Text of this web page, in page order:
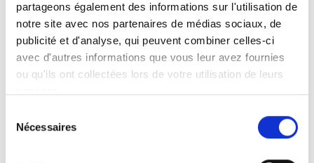
partageons également des informations sur l'utilisation de
notre site avec nos partenaires de médias sociaux, de
publicité et d'analyse, qui peuvent combiner celles-ci
avec d'autres informations que vous leur avez fournies
ou qu'ils ont collectées lors de votre utilisation de leurs
Nécessaires
Faits en bref Instructions d’utilisation
Universel - « une taille pour tous »
Conçu pour une utilisation personnelle et
dans les transports en commun.
Peut être attaché verticalement et relié à
la boucle de poitrine pour être attaché sur